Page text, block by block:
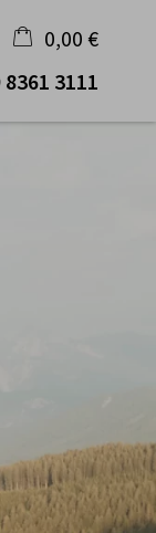
8361 3111
0,00 €
×